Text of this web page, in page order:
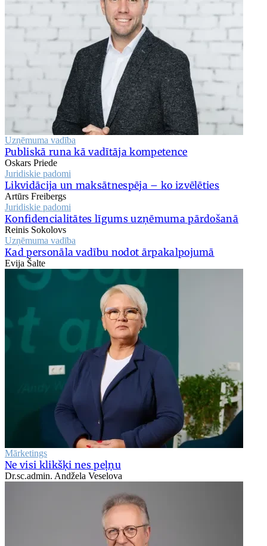
Uzņēmuma vadība
Publiskā runa kā vadītāja kompetence
Oskars Priede
Juridiskie padomi
Likvidācija un maksātnespēja – ko izvēlēties
Artūrs Freibergs
Juridiskie padomi
Konfidencialitātes līgums uzņēmuma pārdošanā
Reinis Sokolovs
Uzņēmuma vadība
Kad personāla vadību nodot ārpakalpojumā
Evija Šalte
Mārketings
Ne visi klikšķi nes peļņu
Dr.sc.admin. Andžela Veselova